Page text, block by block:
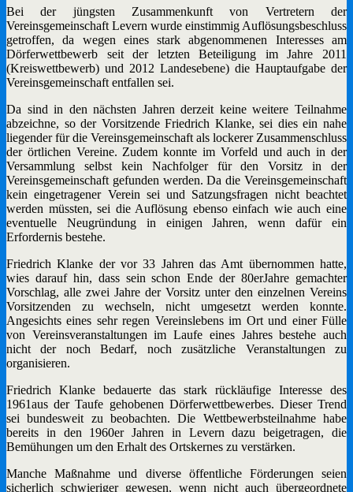
Bei der jüngsten Zusammenkunft von Vertretern der
Vereinsgemeinschaft Levern wurde einstimmig Auflösungsbeschluss
getroffen, da wegen eines stark abgenommenen Interesses am
Dörferwettbewerb seit der letzten Beteiligung im Jahre 2011
(Kreiswettbewerb) und 2012 Landesebene) die Hauptaufgabe der
Vereinsgemeinschaft entfallen sei.
Da sind in den nächsten Jahren derzeit keine weitere Teilnahme
abzeichne, so der Vorsitzende Friedrich Klanke, sei dies ein nahe
liegender für die Vereinsgemeinschaft als lockerer Zusammenschluss
der örtlichen Vereine. Zudem konnte im Vorfeld und auch in der
Versammlung selbst kein Nachfolger für den Vorsitz in der
Vereinsgemeinschaft gefunden werden. Da die Vereinsgemeinschaft
kein eingetragener Verein sei und Satzungsfragen nicht beachtet
werden müssten, sei die Auflösung ebenso einfach wie auch eine
eventuelle Neugründung in einigen Jahren, wenn dafür ein
Erfordernis bestehe.
Friedrich Klanke der vor 33 Jahren das Amt übernommen hatte,
wies darauf hin, dass sein schon Ende der 80erJahre gemachter
Vorschlag, alle zwei Jahre der Vorsitz unter den einzelnen Vereins
Vorsitzenden zu wechseln, nicht umgesetzt werden konnte.
Angesichts eines sehr regen Vereinslebens im Ort und einer Fülle
von Vereinsveranstaltungen im Laufe eines Jahres bestehe auch
nicht der noch Bedarf, noch zusätzliche Veranstaltungen zu
organisieren.
Friedrich Klanke bedauerte das stark rückläufige Interesse des
1961aus der Taufe gehobenen Dörferwettbewerbes. Dieser Trend
sei bundesweit zu beobachten. Die Wettbewerbsteilnahme habe
bereits in den 1960er Jahren in Levern dazu beigetragen, die
Bemühungen um den Erhalt des Ortskernes zu verstärken.
Manche Maßnahme und diverse öffentliche Förderungen seien
sicherlich schwieriger gewesen, wenn nicht auch übergeordnete